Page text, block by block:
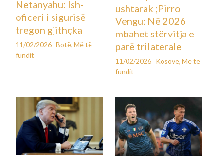
Netanyahu: Ish-
oficeri i sigurisë
tregon gjithçka
11/02/2026 Botë,Më të
fundit
ushtarak ;Pirro
Vengu: Në 2026
mbahet stërvitja e
parë trilaterale
11/02/2026 Kosovë, Më të
fundit